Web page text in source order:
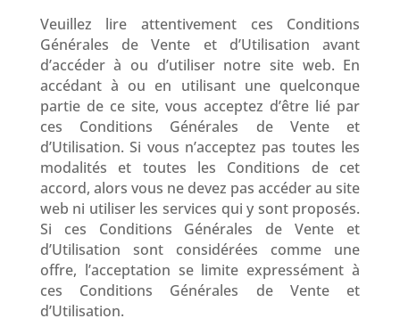
Veuillez lire attentivement ces Conditions
Générales de Vente et d’Utilisation avant
d’accéder à ou d’utiliser notre site web. En
accédant à ou en utilisant une quelconque
partie de ce site, vous acceptez d’être lié par
ces Conditions Générales de Vente et
d’Utilisation. Si vous n’acceptez pas toutes les
modalités et toutes les Conditions de cet
accord, alors vous ne devez pas accéder au site
web ni utiliser les services qui y sont proposés.
Si ces Conditions Générales de Vente et
d’Utilisation sont considérées comme une
offre, l’acceptation se limite expressément à
ces Conditions Générales de Vente et
d’Utilisation.